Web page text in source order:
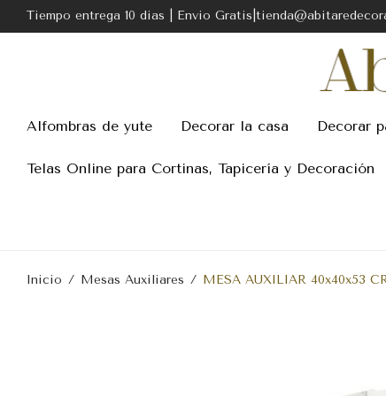
Tiempo entrega 10 dias | Envio
Alfombras de yute Decorar la casa Decorar
Telas Online para Cortinas, Tapicería y Decoración
Inicio / Mesas Auxiliares / MESA AUXILIAR 40x40x53